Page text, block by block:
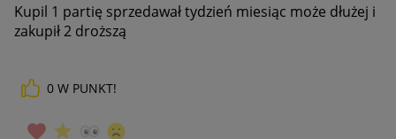
Kupil 1 partię sprzedawał tydzień miesiąc może dłużej i
zakupił 2 droższą
0 W PUNKT!